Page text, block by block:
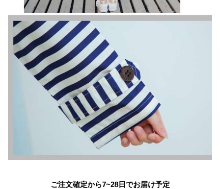
ご注文確定から7~28日でお届け予定